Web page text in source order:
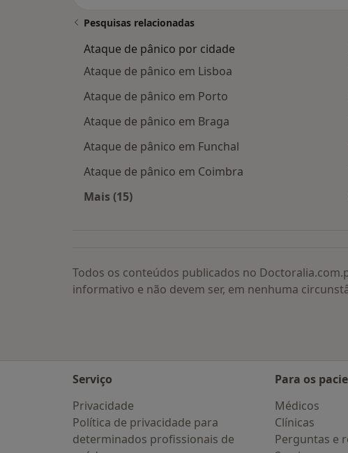
Pesquisas relacionadas
Ataque de pânico por cidade
Ataque de pânico em Lisboa
Ataque de pânico em Porto
Ataque de pânico em Braga
Ataque de pânico em Funchal
Ataque de pânico em Coimbra
Mais (15)
Todos os conteúdos publicados no
informativo e não devem ser, em nenhuma
Serviço
Privacidade
Política de privacidade para
determinados profissionais de
Para os
Médicos
Clínicas
Perguntas e